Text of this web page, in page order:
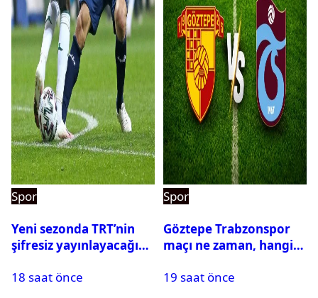
Spor
Yeni sezonda TRT’nin
şifresiz yayınlayacağı
18 saat önce
Spor
Göztepe Trabzonspor
maçı ne zaman, hangi
oynayacak mı?
19 saat önce